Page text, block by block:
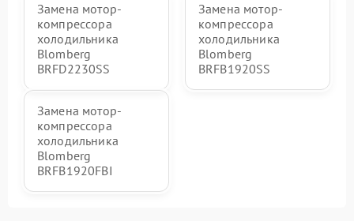
Замена мотор-
компрессора
холодильника
Blomberg
BRFD2230SS
Замена мотор-
компрессора
холодильника
Blomberg
BRFB1920SS
Замена мотор-
компрессора
холодильника
Blomberg
BRFB1920FBI